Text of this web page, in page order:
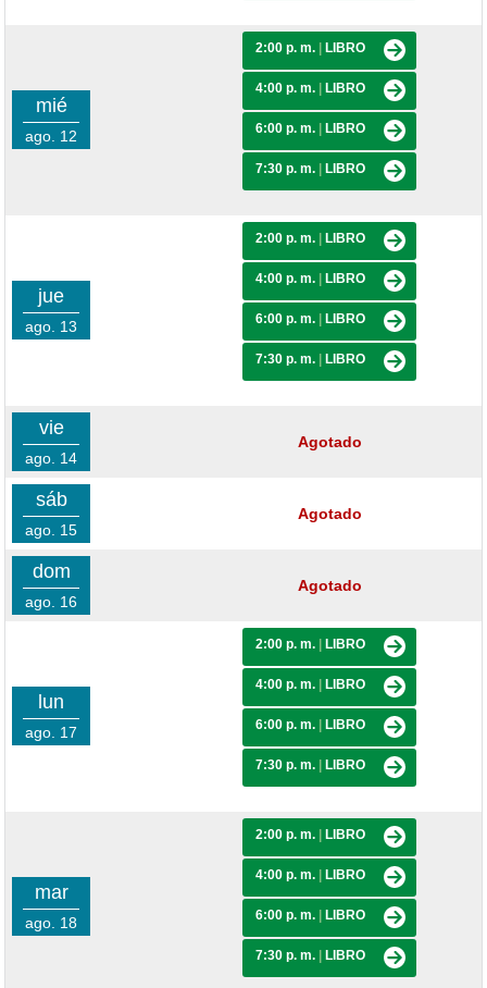
mié
ago. 12
2:00 p. m. LIBRO
4:00 p. m. LIBRO
6:00 p. m. LIBRO
7:30 p. m. LIBRO
jue
ago. 13
2:00 p. m. LIBRO
4:00 p. m. LIBRO
6:00 p. m. LIBRO
7:30 p. m. LIBRO
vie
ago. 14
Agotado
sáb
ago. 15
Agotado
dom
ago. 16
Agotado
lun
ago. 17
2:00 p. m. LIBRO
4:00 p. m. LIBRO
6:00 p. m. LIBRO
7:30 p. m. LIBRO
mar
ago. 18
2:00 p. m. LIBRO
4:00 p. m. LIBRO
6:00 p. m. LIBRO
7:30 p. m. LIBRO